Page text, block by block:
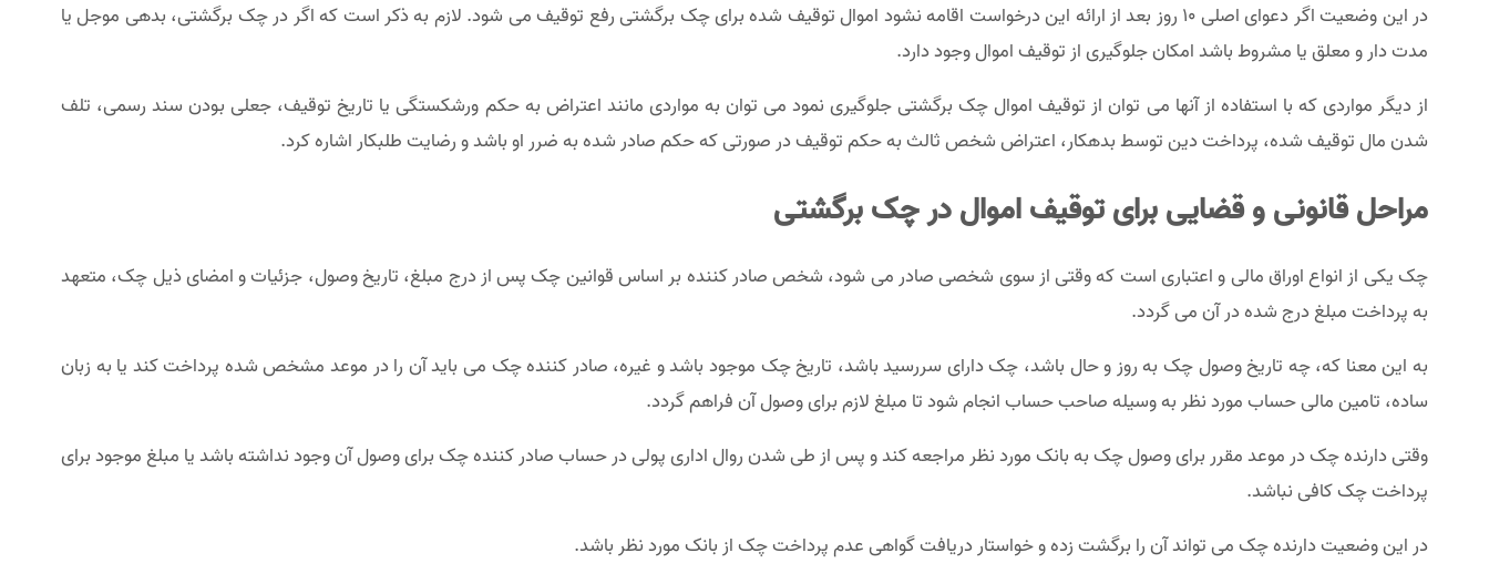
در این وضعیت اگر دعوای اصلی ۱۰ روز بعد از ارائه این درخواست اقامه نشود اموال توقیف شده برای چک برگشتی رفع توقیف می شود. لازم به ذکر است که اگر در چک برگشتی، بدهی موجل یا
مدت دار و معلق یا مشروط باشد امکان جلوگیری از توقیف اموال وجود دارد.
از دیگر مواردی که با استفاده از آنها می توان از توقیف اموال چک برگشتی جلوگیری نمود می توان به مواردی مانند اعتراض به حکم ورشکستگی یا تاریخ توقیف، جعلی بودن سند رسمی، تلف
شدن مال توقیف شده، پرداخت دین توسط بدهکار، اعتراض شخص ثالث به حکم توقیف در صورتی که حکم صادر شده به ضرر او باشد و رضایت طلبکار اشاره کرد.
مراحل قانونی و قضایی برای توقیف اموال در چک برگشتی
چک یکی از انواع اوراق مالی و اعتباری است که وقتی از سوی شخصی صادر می شود، شخص صادر کننده بر اساس قوانین چک پس از درج مبلغ، تاریخ وصول، جزئیات و امضای ذیل چک، متعهد
به پرداخت مبلغ درج شده در آن می گردد.
به این معنا که، چه تاریخ وصول چک به روز و حال باشد، چک دارای سررسید باشد، تاریخ چک موجود باشد و غیره، صادر کننده چک می باید آن را در موعد مشخص شده پرداخت کند یا به زبان
ساده، تامین مالی حساب مورد نظر به وسیله صاحب حساب انجام شود تا مبلغ لازم برای وصول آن فراهم گردد.
وقتی دارنده چک در موعد مقرر برای وصول چک به بانک مورد نظر مراجعه کند و پس از طی شدن روال اداری پولی در حساب صادر کننده چک برای وصول آن وجود نداشته باشد یا مبلغ موجود برای
پرداخت چک کافی نباشد.
در این وضعیت دارنده چک می تواند آن را برگشت زده و خواستار دریافت گواهی عدم پرداخت چک از بانک مورد نظر باشد.